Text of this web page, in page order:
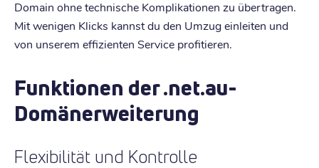
Domain ohne technische Komplikationen zu übertragen.
Mit wenigen Klicks kannst du den Umzug einleiten und
von unserem effizienten Service profitieren.
Funktionen der .net.au-
Domänerweiterung
Flexibilität und Kontrolle